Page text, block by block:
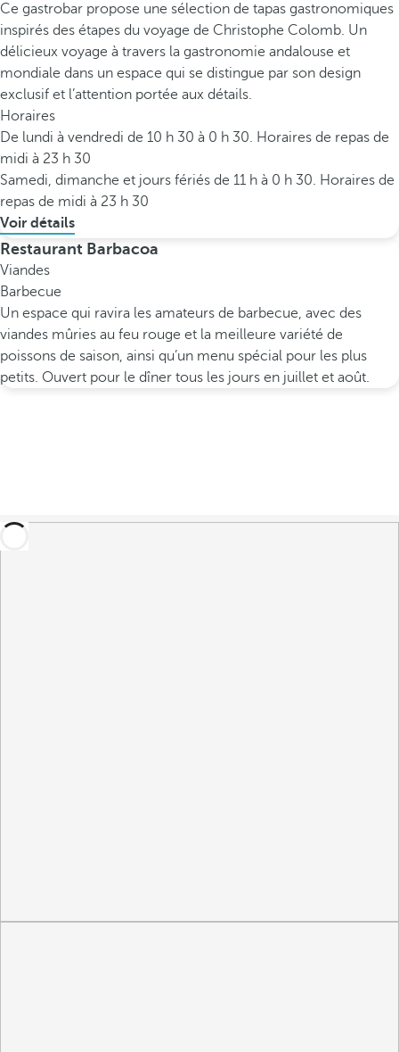
Ce gastrobar propose une sélection de tapas gastronomiques
inspirés des étapes du voyage de Christophe Colomb. Un
délicieux voyage à travers la gastronomie andalouse et
mondiale dans un espace qui se distingue par son design
exclusif et l’attention portée aux détails.
Horaires
De lundi à vendredi de 10 h 30 à 0 h 30. Horaires de repas de
midi à 23 h 30
Samedi, dimanche et jours fériés de 11 h à 0 h 30. Horaires de
repas de midi à 23 h 30
Voir détails
Restaurant Barbacoa
Viandes
Barbecue
Un espace qui ravira les amateurs de barbecue, avec des
viandes mûries au feu rouge et la meilleure variété de
poissons de saison, ainsi qu’un menu spécial pour les plus
petits. Ouvert pour le dîner tous les jours en juillet et août.